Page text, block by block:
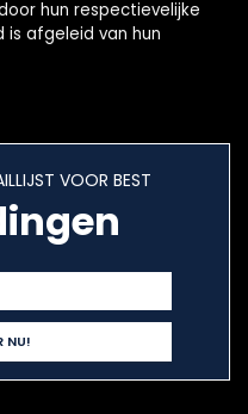
hun respectievelijke
is afgeleid van hun
VOOR BEST